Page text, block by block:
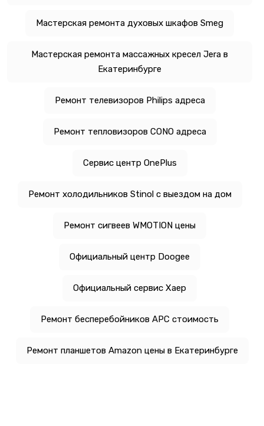
Мастерская ремонта духовых шкафов Smeg
Мастерская ремонта массажных кресел Jera в
Екатеринбурге
Ремонт телевизоров Philips адреса
Ремонт тепловизоров CONO адреса
Сервис центр OnePlus
Ремонт холодильников Stinol с выездом на дом
Ремонт сигвеев WMOTION цены
Официальный центр Doogee
Официальный сервис Хаер
Ремонт бесперебойников APC стоимость
Ремонт планшетов Amazon цены в Екатеринбурге